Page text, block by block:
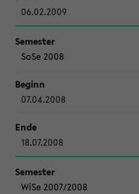
06.02.2009
SoSe 2008
07.04.2008
18.07.2008
WiSe 2007/2008